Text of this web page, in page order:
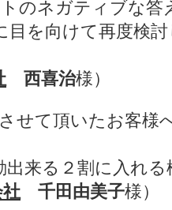
のネガティブな答
目を向けて再度検
西喜治様）
せて頂いたお客様
来る２割に入れ
千田由美子様）